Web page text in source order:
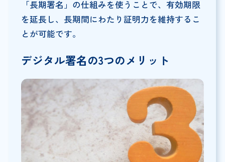
「長期署名」の仕組みを使うことで、有効期限
を延長し、長期間にわたり証明力を維持するこ
とが可能です。
デジタル署名の3つのメリット